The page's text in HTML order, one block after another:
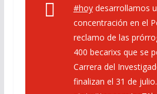
#hoydesarrollamos
concentración en el
reclamo de las
400 becarixs que se
Carrera del
finalizan el 31 de julio.